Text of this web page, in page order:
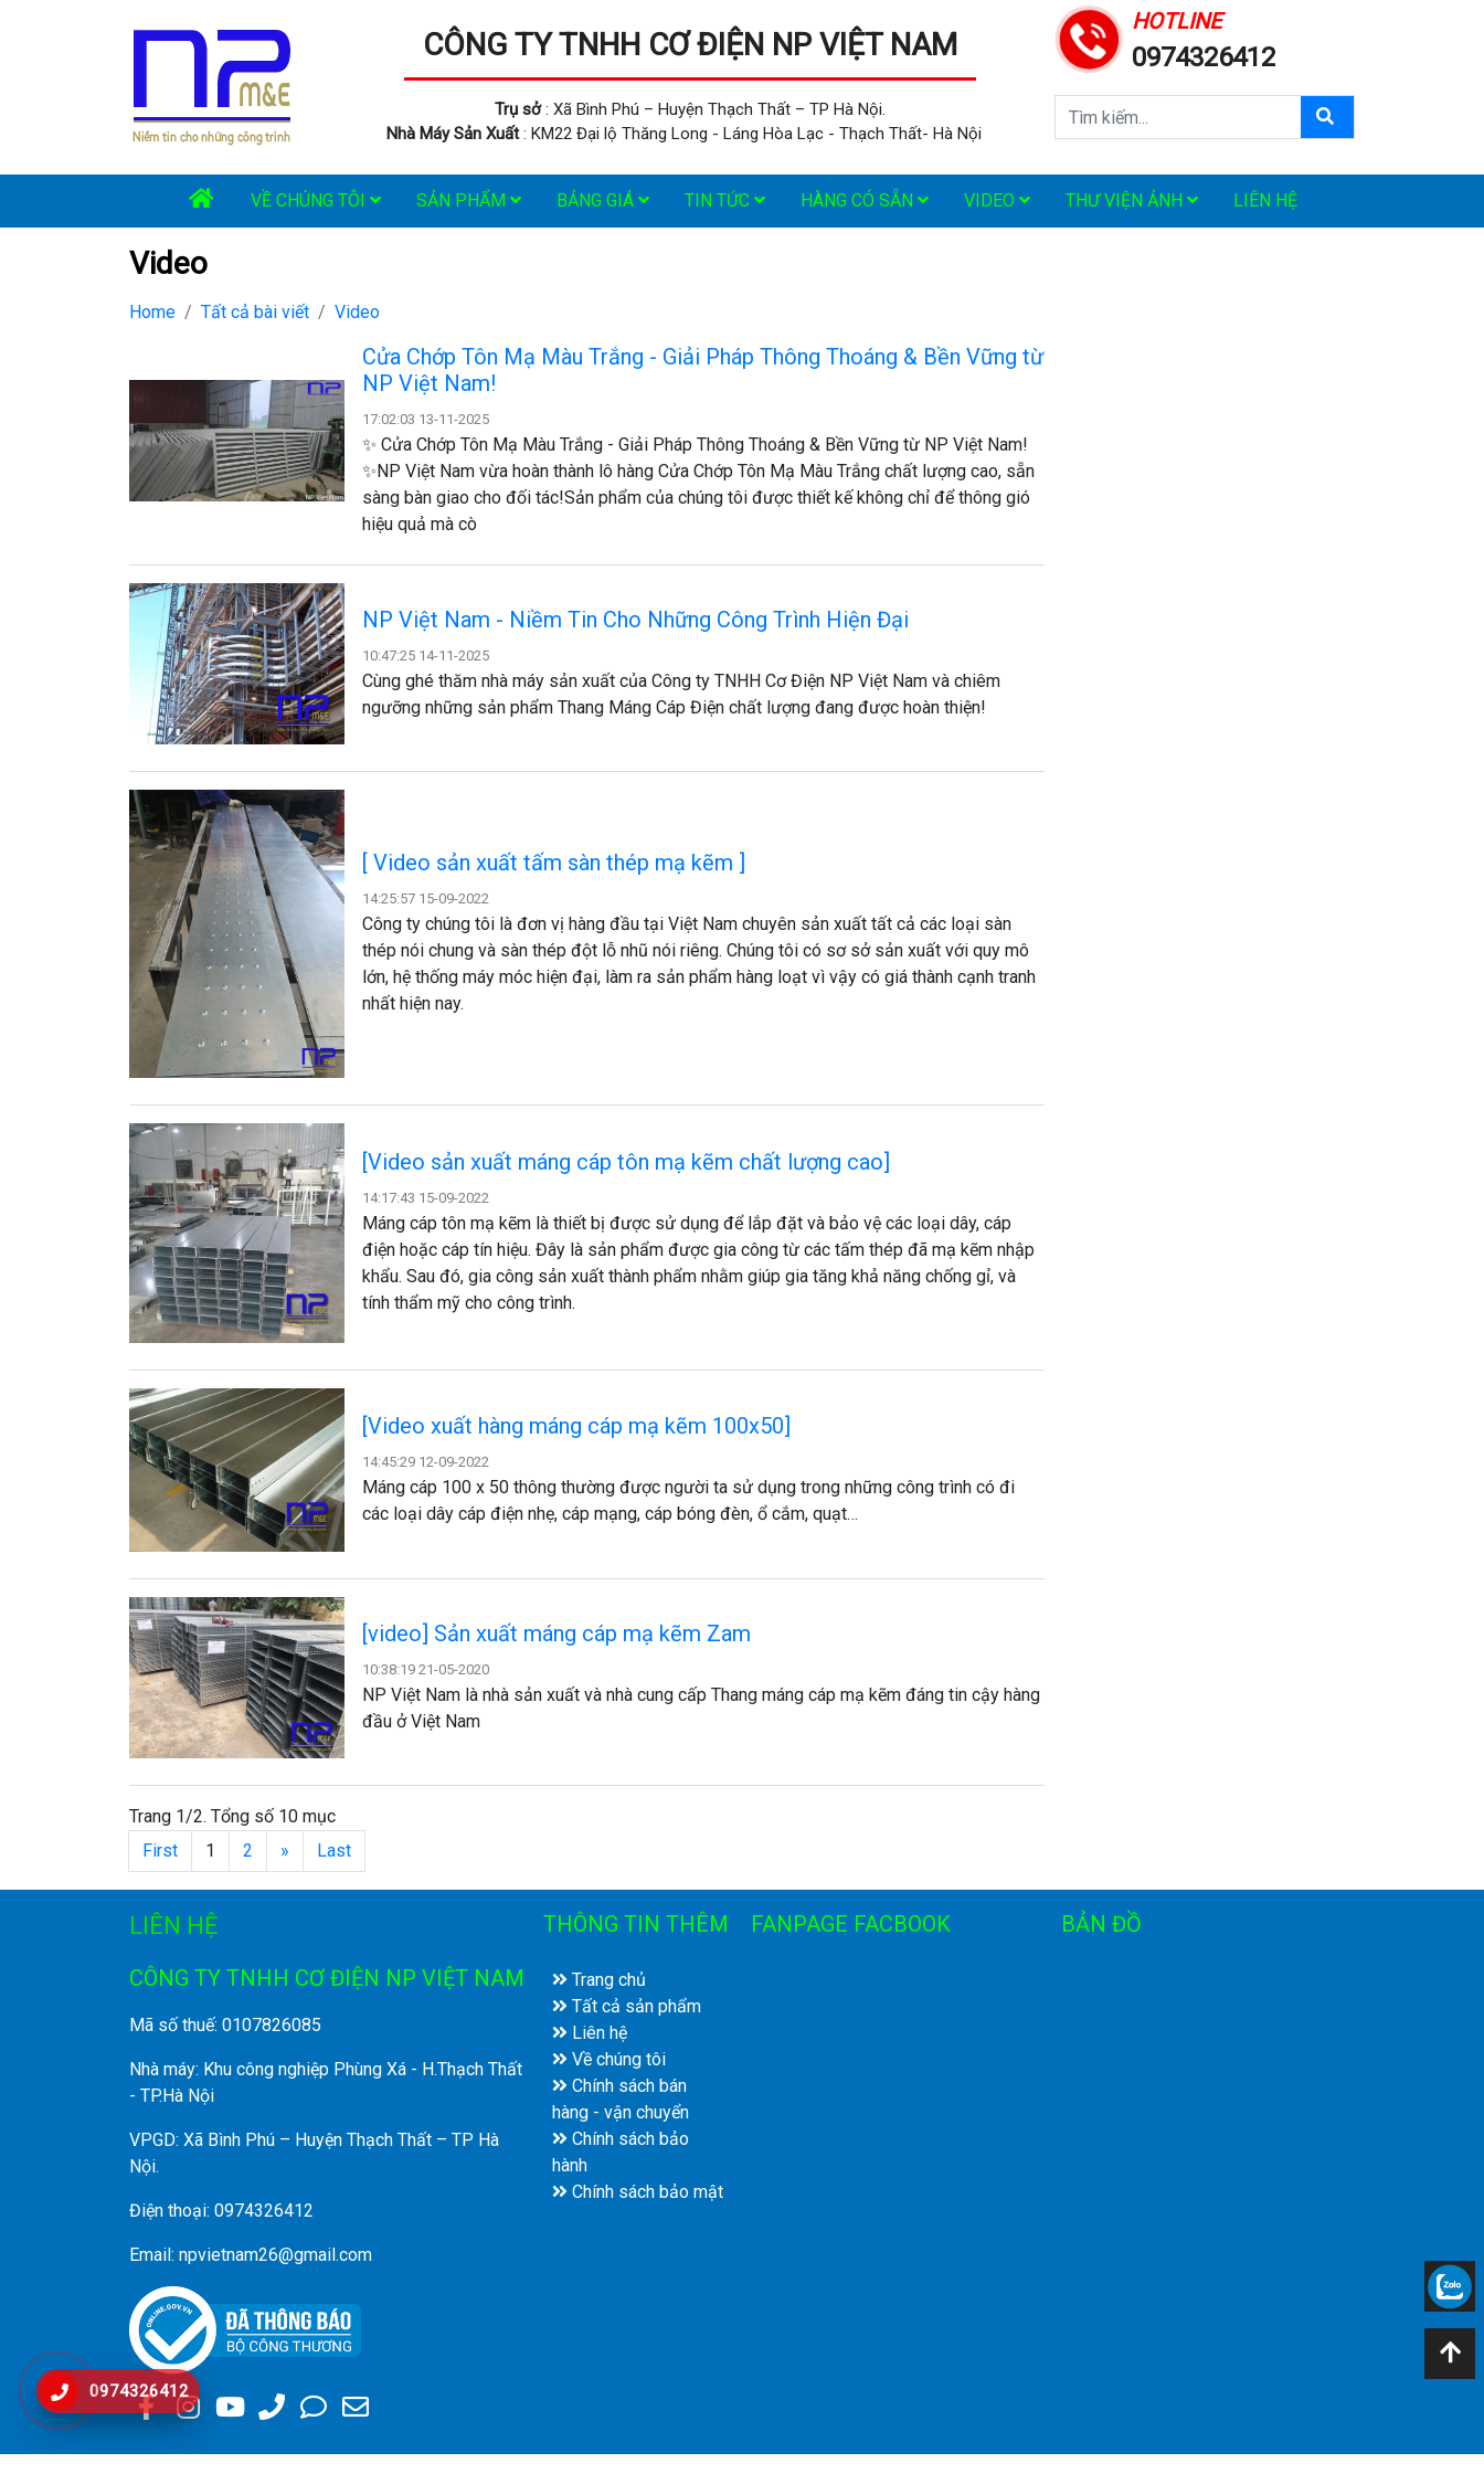
CÔNG TY TNHH CƠ ĐIỆN NP VIỆT NAM
Trụ sở: Xã Bình Phú – Huyện Thạch Thất – TP Hà Nội.
Nhà Máy Sản Xuất: KM22 Đại lộ Thăng Long - Láng Hòa Lạc - Thạch Thất- Hà Nội
HOTLINE
0974326412
VỀ CHÚNG TÔI SẢN PHẨM BẢNG GIÁ TIN TỨC HÀNG CÓ SẴN VIDEO THƯ VIỆN ẢNH LIÊN HỆ
Video
Home Tất cả bài viết Video
Cửa Chớp Tôn Mạ Màu Trắng - Giải Pháp Thông Thoáng & Bền Vững từ
NP Việt Nam!
17:02:03 13-11-2025
✨ Cửa Chớp Tôn Mạ Màu Trắng - Giải Pháp Thông Thoáng & Bền Vững từ NP Việt Nam!
✨ ​NP Việt Nam vừa hoàn thành lô hàng Cửa Chớp Tôn Mạ Màu Trắng chất lượng cao, sẵn
sàng bàn giao cho đối tác! ​Sản phẩm của chúng tôi được thiết kế không chỉ để thông gió
hiệu quả mà cò
NP Việt Nam - Niềm Tin Cho Những Công Trình Hiện Đại
10:47:25 14-11-2025
​Cùng ghé thăm nhà máy sản xuất của Công ty TNHH Cơ Điện NP Việt Nam và chiêm
ngưỡng những sản phẩm Thang Máng Cáp Điện chất lượng đang được hoàn thiện!
[ Video sản xuất tấm sàn thép mạ kẽm ]
14:25:57 15-09-2022
Công ty chúng tôi là đơn vị hàng đầu tại Việt Nam chuyên sản xuất tất cả các loại sàn
thép nói chung và sàn thép đột lỗ nhũ nói riêng. Chúng tôi có sơ sở sản xuất với quy mô
lớn, hệ thống máy móc hiện đại, làm ra sản phẩm hàng loạt vì vậy có giá thành cạnh tranh
nhất hiện nay.
[Video sản xuất máng cáp tôn mạ kẽm chất lượng cao]
14:17:43 15-09-2022
Máng cáp tôn mạ kẽm là thiết bị được sử dụng để lắp đặt và bảo vệ các loại dây, cáp
điện hoặc cáp tín hiệu. Đây là sản phẩm được gia công từ các tấm thép đã mạ kẽm nhập
khẩu. Sau đó, gia công sản xuất thành phẩm nhằm giúp gia tăng khả năng chống gỉ, và
tính thẩm mỹ cho công trình.
[Video xuất hàng máng cáp mạ kẽm 100x50]
14:45:29 12-09-2022
Máng cáp 100 x 50 thông thường được người ta sử dụng trong những công trình có đi
các loại dây cáp điện nhẹ, cáp mạng, cáp bóng đèn, ổ cắm, quạt…
[video] Sản xuất máng cáp mạ kẽm Zam
10:38:19 21-05-2020
NP Việt Nam là nhà sản xuất và nhà cung cấp Thang máng cáp mạ kẽm đáng tin cậy hàng
đầu ở Việt Nam
Trang 1/2. Tổng số 10 mục
First
1 2 » Last
LIÊN HỆ
CÔNG TY TNHH CƠ ĐIỆN NP VIỆT NAM
Mã số thuế: 0107826085
Nhà máy: Khu công nghiệp Phùng Xá - H.Thạch Thất
- TP.Hà Nội
VPGD: Xã Bình Phú – Huyện Thạch Thất – TP Hà
Nội.
Điện thoại: 0974326412
Email: npvietnam26@gmail.com
THÔNG TIN THÊM
Trang chủ
Tất cả sản phẩm
Liên hệ
Về chúng tôi
Chính sách bán
hàng - vận chuyển
Chính sách bảo
hành
Chính sách bảo mật
FANPAGE FACBOOK BẢN ĐỒ
0974326412